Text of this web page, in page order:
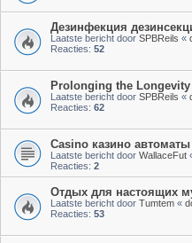
Дезинфекция
Laatste bericht door SPBReils «
Reacties: 52
Prolonging the
Laatste bericht door SPBReils «
Reacties: 62
Casino казино автоматы
Laatste bericht door WallaceFut
Reacties: 2
Отдых для настоящих
Laatste bericht door Tumtem «
Reacties: 53